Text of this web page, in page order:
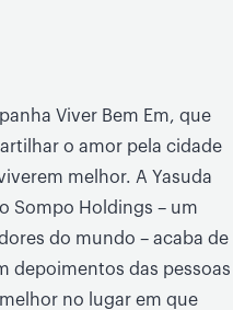
Viver Bem Em, que
o amor pela cidade
melhor. A Yasuda
Sompo Holdings – um
do mundo – acaba de
depoimentos das pessoas
no lugar em que